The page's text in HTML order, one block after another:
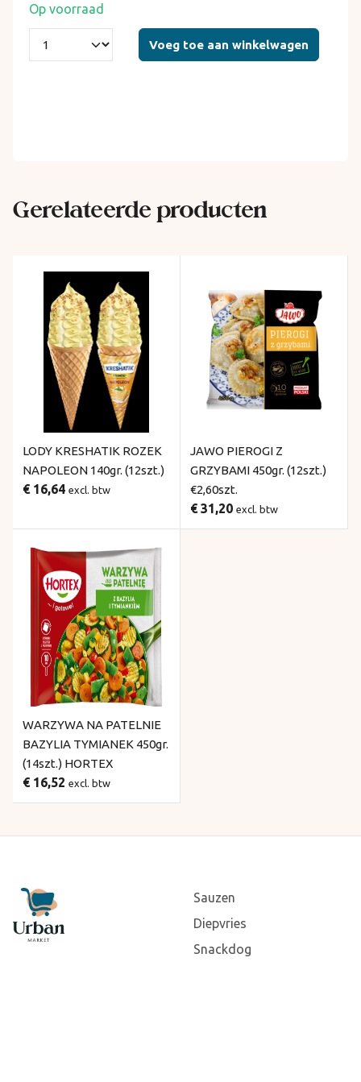
Op voorraad
Voeg toe aan winkelwagen
Gerelateerde producten
LODY KRESHATIK ROZEK
NAPOLEON 140gr. (12szt.)
€ 16,64 excl. btw
JAWO PIEROGI Z
GRZYBAMI 450gr. (12szt.)
€2,60szt.
€ 31,20 excl. btw
WARZYWA NA PATELNIE
BAZYLIA TYMIANEK 450gr.
(14szt.) HORTEX
€ 16,52 excl. btw
Sauzen
Diepvries
Snackdog